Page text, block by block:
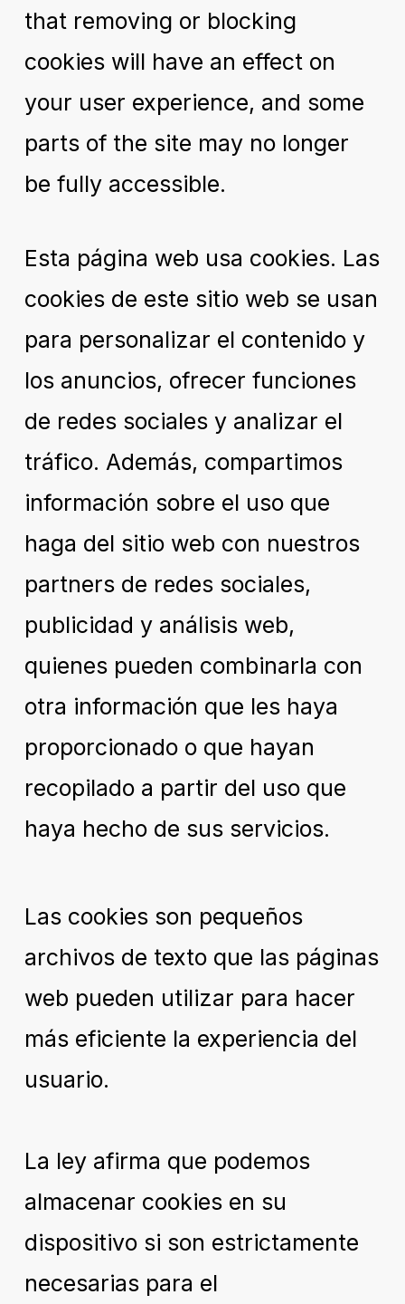
that removing or blocking
cookies will have an effect on
your user experience, and some
parts of the site may no longer
be fully accessible.
Esta página web usa cookies. Las
cookies de este sitio web se usan
para personalizar el contenido y
los anuncios, ofrecer funciones
de redes sociales y analizar el
tráfico. Además, compartimos
información sobre el uso que
haga del sitio web con nuestros
partners de redes sociales,
publicidad y análisis web,
quienes pueden combinarla con
otra información que les haya
proporcionado o que hayan
recopilado a partir del uso que
haya hecho de sus servicios.
Las cookies son pequeños
archivos de texto que las páginas
web pueden utilizar para hacer
más eficiente la experiencia del
usuario.
La ley afirma que podemos
almacenar cookies en su
dispositivo si son estrictamente
necesarias para el